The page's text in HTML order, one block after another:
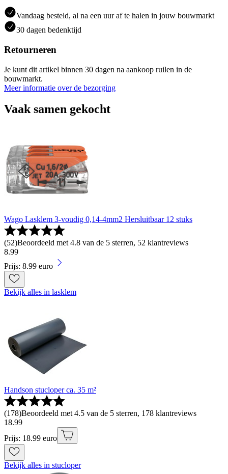
Vandaag besteld, al na een uur af te halen in jouw bouwmarkt
30 dagen bedenktijd
Retourneren
Je kunt dit artikel binnen 30 dagen na aankoop ruilen in de
bouwmarkt.
Meer informatie over de bezorging
Vaak samen gekocht
Wago Lasklem 3-voudig 0,14-4mm2 Hersluitbaar 12 stuks
(52)Beoordeeld met 4.8 van de 5 sterren, 52 klantreviews
8.99
Prijs: 8.99 euro
Bekijk alles in lasklem
Handson stucloper ca. 35 m²
(178)Beoordeeld met 4.5 van de 5 sterren, 178 klantreviews
18.99
Prijs: 18.99 euro
Bekijk alles in stucloper